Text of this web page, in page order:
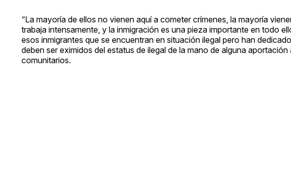
“La mayoría de ellos no vienen aquí a cometer crímenes, la mayoría
trabaja intensamente, y la inmigración es una pieza importante en
esos inmigrantes que se encuentran en situación ilegal pero han
deben ser eximidos del estatus de ilegal de la mano de alguna
comunitarios.